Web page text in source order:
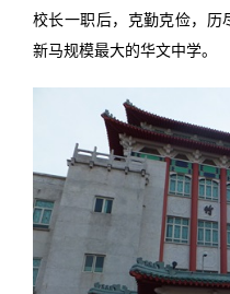
校长一职后，克勤克俭，历
新马规模最大的华文中学。